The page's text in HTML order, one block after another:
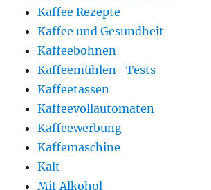
Kaffee Rezepte
Kaffee und Gesundheit
Kaffeebohnen
Kaffeemühlen- Tests
Kaffeetassen
Kaffeevollautomaten
Kaffeewerbung
Kaffemaschine
Kalt
Mit Alkohol